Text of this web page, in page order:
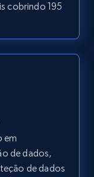
Post
grátis
cobrindo 195
em
de dados,
de dados